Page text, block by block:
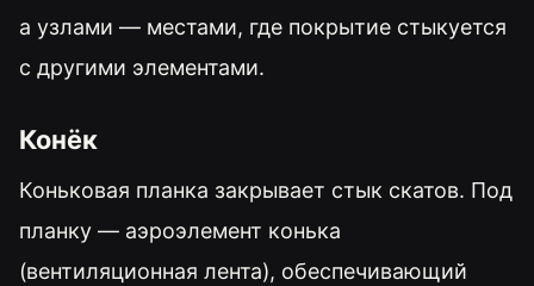
а узлами — местами, где покрытие стыкуется
с другими элементами.
Конёк
Коньковая планка закрывает стык скатов. Под
планку — аэроэлемент конька
(вентиляционная лента), обеспечивающий